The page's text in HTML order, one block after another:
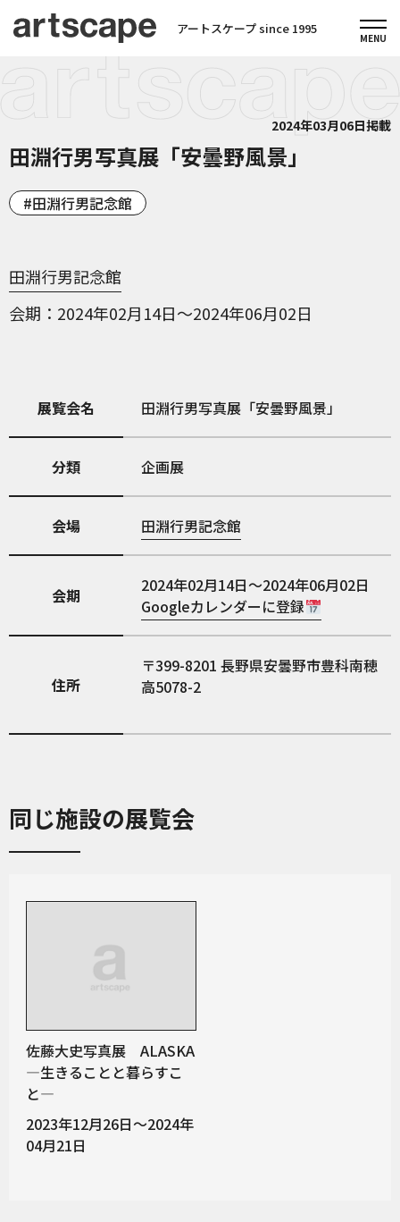
アートスケープ since 1995
2024年03月06日掲載
田淵行男写真展「安曇野風景」
田淵行男記念館
田淵行男記念館
会期
2024年02月14日～2024年06月02日
展覧会名 田淵行男写真展「安曇野風景」
分類 企画展
会場 田淵行男記念館
会期
2024年02月14日～2024年06月02日
Googleカレンダーに登録
住所
399-8201 長野県安曇野市豊科南穂
高5078-2
同じ施設の展覧会
佐藤大史写真展 ALASKA
—生きることと暮らすこ
と—
2023年12月26日～2024年
04月21日